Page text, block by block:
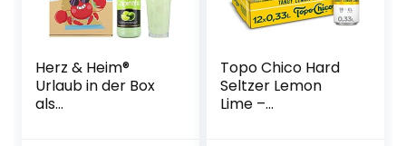
Herz & Heim®
Urlaub in der Box
als
Topo Chico Hard
Seltzer Lemon
Lime –